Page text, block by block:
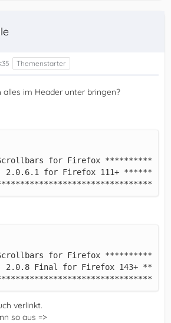
alles im Header unter bringen?
verlinkt.
so aus =>